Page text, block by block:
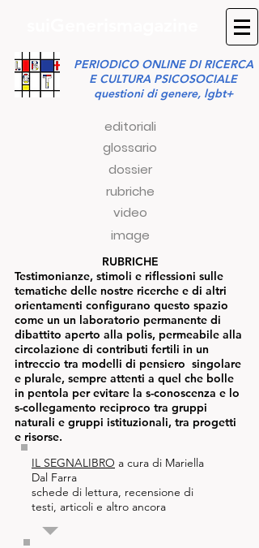
PERIODICO ONLINE DI RICERCA
E CULTURA PSICOSOCIALE
questioni di genere, lgbt+
editoriali
glossario
dossier
rubriche
video
image
IL SEGNALIBRO a cura di Mariella
Dal Farra
schede di lettura, recensione di
testi, articoli e altro ancora
RUBRICHE
Testimonianze, stimoli e riflessioni sulle
tematiche delle nostre ricerche e di altri
orientamenti configurano questo spazio
come un un laboratorio permanente di
dibattito aperto alla polis, permeabile alla
circolazione di contributi fertili in un
intreccio tra modelli di pensiero singolare
e plurale, sempre attenti a quel che bolle
in pentola per evitare la s-conoscenza e lo
s-collegamento reciproco tra gruppi
naturali e gruppi istituzionali, tra progetti
e risorse.